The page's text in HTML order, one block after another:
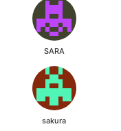
SARA
sakura